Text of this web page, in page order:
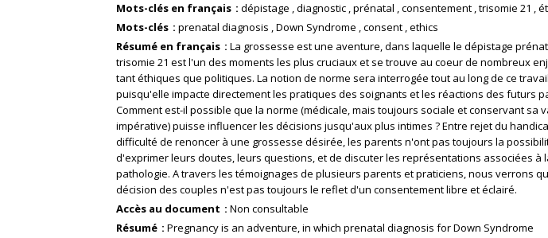
Mots-clés en français
dépistage diagnostic prénatal consentement trisomie 21
Mots-clés
prenatal diagnosis Down Syndrome consent ethics
Résumé en français
La grossesse est une aventure, dans laquelle le dépistage
trisomie 21 est l'un des moments les plus cruciaux et se trouve au coeur de nombreux
tant éthiques que politiques. La notion de norme sera interrogée tout au long de ce travail
puisqu'elle impacte directement les pratiques des soignants et les réactions des futurs
Comment est-il possible que la norme (médicale, mais toujours sociale et conservant sa
impérative) puisse influencer les décisions jusqu'aux plus intimes ? Entre rejet du
difficulté de renoncer à une grossesse désirée, les parents n'ont pas toujours la
d'exprimer leurs doutes, leurs questions, et de discuter les représentations associées à
pathologie. A travers les témoignages de plusieurs parents et praticiens, nous verrons
décision des couples n'est pas toujours le reflet d'un consentement libre et éclairé.
Accès au document
Non consultable
Résumé
Pregnancy is an adventure, in which prenatal diagnosis for Down Syndrome